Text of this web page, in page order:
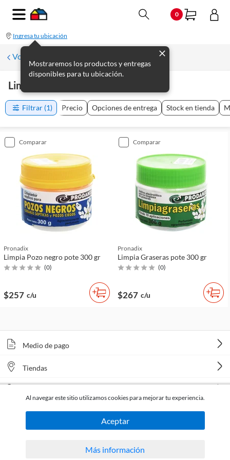
0
Ingresa tu ubicación
Mostraremos los productos y entregas
disponibles para tu ubicación.
Volver a Plomería
Limpieza
Filtrar (1) Precio Opciones de entrega Stock en tienda
comparar
Pronadix
Limpia Pozo negro pote 300 gr
(0)
$257 c/u
comparar
Pronadix
Limpia Graseras pote 300 gr
(0)
$267 c/u
Medio de pago
Tiendas
Todos los derechos reservados Homecenter Sodimac S.A. | R.U.T. 216996650015.
Al navegar este sitio utilizamos cookies para mejorar tu experiencia.
Aceptar
Más información